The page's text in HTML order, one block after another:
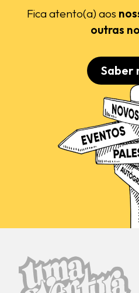
Fica atento(a) aos
outras
Saber